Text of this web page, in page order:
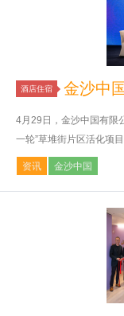
酒店住宿 金沙中
4月29日，金沙中国有限
一轮”草堆街片区活化项
资讯 金沙中国